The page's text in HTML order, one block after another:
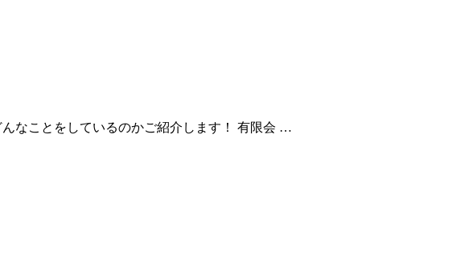
なことをしているのかご紹介します！ 有限会 …